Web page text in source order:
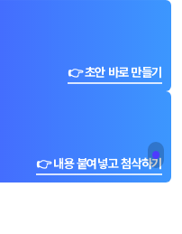
👉 초안 바로 만들기
👉 내용 붙여넣고 첨삭하기